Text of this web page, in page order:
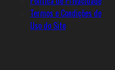
Termos e Condições de
Uso do Site